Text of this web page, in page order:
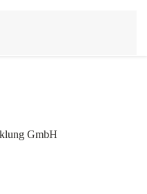
GmbH